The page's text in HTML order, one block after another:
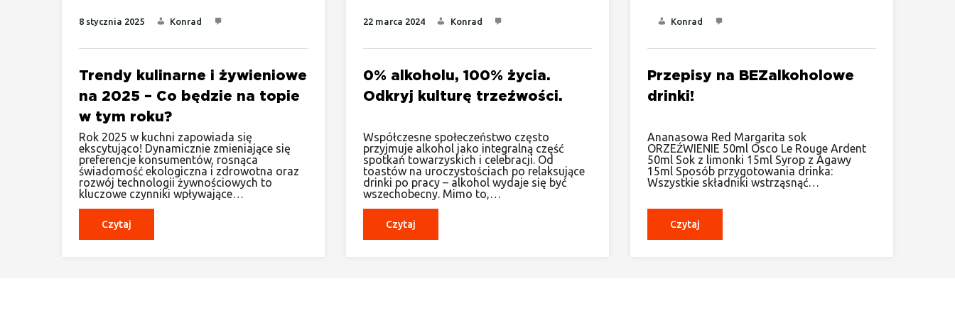
8 stycznia 2025 Konrad
Trendy kulinarne i żywieniowe
na 2025 – Co będzie na topie
w tym roku?
Rok 2025 w kuchni zapowiada się
ekscytująco! Dynamicznie zmieniające się
preferencje konsumentów, rosnąca
świadomość ekologiczna i zdrowotna oraz
rozwój technologii żywnościowych to
kluczowe czynniki wpływające…
Czytaj
22 marca 2024 Konrad
0% alkoholu, 100% życia.
Odkryj kulturę trzeźwości.
Współczesne społeczeństwo często
przyjmuje alkohol jako integralną część
spotkań towarzyskich i celebracji. Od
toastów na uroczystościach po relaksujące
drinki po pracy – alkohol wydaje się być
wszechobecny. Mimo to,…
Czytaj
Konrad
Przepisy na BEZalkoholowe
drinki!
Ananasowa Red Margarita sok
ORZEŹWIENIE 50ml Osco Le Rouge Ardent
50ml Sok z limonki 15ml Syrop z Agawy
15ml Sposób przygotowania drinka:
Wszystkie składniki wstrząsnąć…
Czytaj